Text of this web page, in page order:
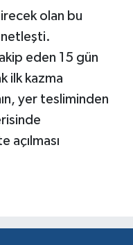
olan bu
netleşti.
eden 15 gün
ilk kazma
yer tesliminden
açılması